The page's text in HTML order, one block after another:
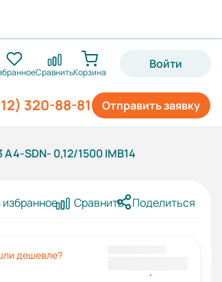
СравнитьКорзина
Войти
Отправить заявку
320-88-81
SDN- 0,12/1500 IMB14
избранное Сравнить Поделиться
дешевле?